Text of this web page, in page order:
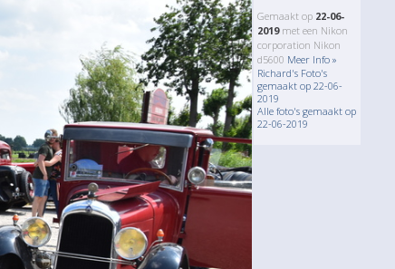
Gemaakt op 22-06-
2019met een Nikon
corporation Nikon
d5600 Meer Info »
Richard's Foto's
gemaakt op 22-06-
2019
Alle foto's gemaakt op
22-06-2019